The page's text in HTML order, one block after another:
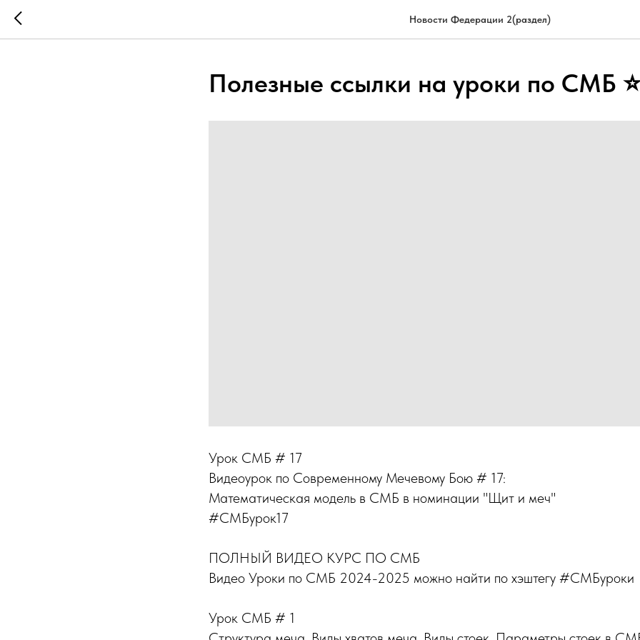
Новости Федерации 2(раздел)
Полезные ссылки на уроки по СМБ ⭐
Урок СМБ # 17
Видеоурок по Современному Мечевому Бою # 17:
Математическая модель в СМБ в номинации "Щит и меч"
#СМБурок17
ПОЛНЫЙ ВИДЕО КУРС ПО СМБ
Видео Уроки по СМБ 2024-2025 можно найти по хэштегу #СМБуроки
Урок СМБ # 1